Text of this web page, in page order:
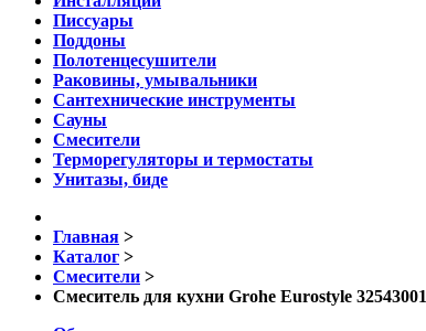
Писсуары
Поддоны
Полотенцесушители
Раковины, умывальники
Сантехнические инструменты
Сауны
Смесители
Терморегуляторы и термостаты
Унитазы, биде
Главная >
Каталог >
Смесители >
Смеситель для кухни Grohe Eurostyle 32543001